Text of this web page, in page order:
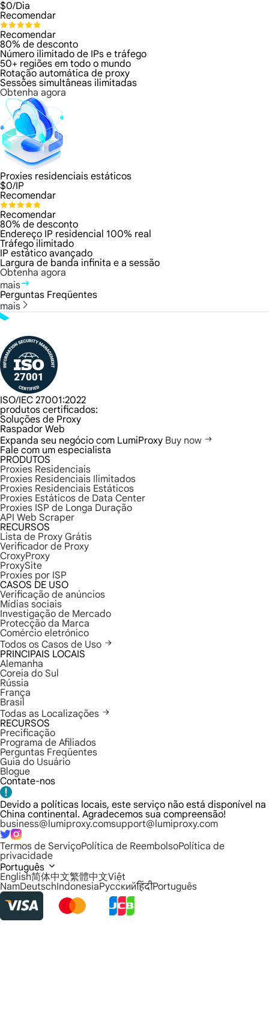
$0/Dia
Recomendar
Recomendar
80% de desconto
Número ilimitado de IPs e tráfego
50+ regiões em todo o mundo
Rotação automática de proxy
Sessões simultâneas ilimitadas
Obtenha agora
Proxies residenciais estáticos
$0/IP
Recomendar
Recomendar
80% de desconto
Endereço IP residencial 100% real
Tráfego ilimitado
IP estático avançado
Largura de banda infinita e a sessão
Obtenha agora
mais
Perguntas Freqüentes
mais
ISO/IEC 27001:2022
produtos certificados:
Soluções de Proxy
Raspador Web
Expanda seu negócio com LumiProxy Buy now
Fale com um especialista
PRODUTOS
Proxies Residenciais
Proxies Residenciais Ilimitados
Proxies Residenciais Estáticos
Proxies Estáticos de Data Center
Proxies ISP de Longa Duração
API Web Scraper
RECURSOS
Lista de Proxy Grátis
Verificador de Proxy
CroxyProxy
ProxySite
Proxies por ISP
CASOS DE USO
Verificação de anúncios
Mídias sociais
Investigação de Mercado
Protecção da Marca
Comércio eletrónico
Todos os Casos de Uso
PRINCIPAIS LOCAIS
Alemanha
Coreia do Sul
Rússia
França
Brasil
Todas as Localizações
RECURSOS
Precificação
Programa de Afiliados
Perguntas Freqüentes
Guia do Usuário
Blogue
Contate-nos
Devido a políticas locais, este serviço não está disponível na
China continental. Agradecemos sua compreensão!
business@lumiproxy.comsupport@lumiproxy.com
Termos de ServiçoPolítica de ReembolsoPolítica de
privacidade
Português
English简体中文繁體中文Việt
NamDeutschIndonesiaРусскийहिंदीPortuguês